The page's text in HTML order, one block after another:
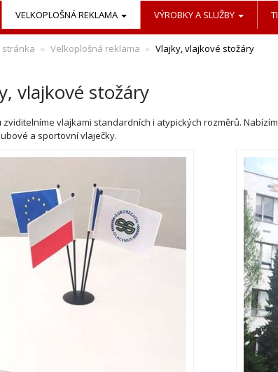
VELKOPLOŠNÁ REKLAMA VÝROBKY A SLUŽBY
stránka Velkoplošná reklama Vlajky, vlajkové stožáry
vlajkové stožáry
zviditelníme vlajkami standardních i atypických rozměrů.
a sportovní vlaječky.